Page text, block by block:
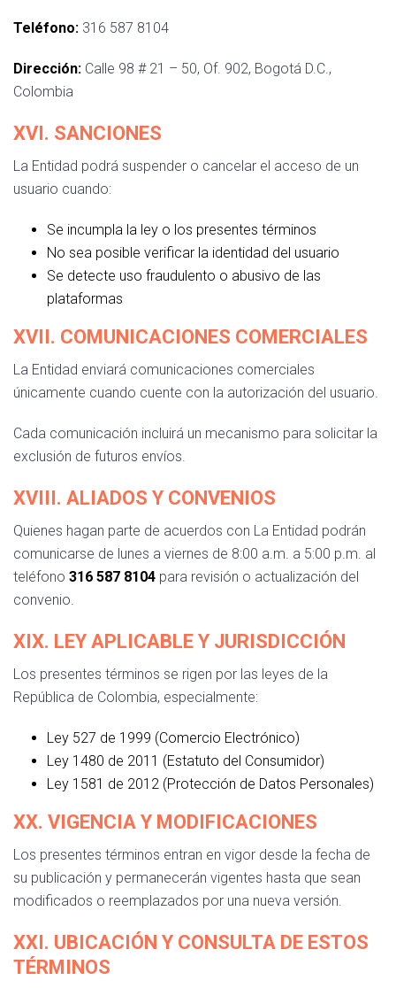
Teléfono: 316 587 8104
Dirección: Calle 98 # 21 – 50, Of. 902, Bogotá D.C.,
Colombia
XVI. SANCIONES
La Entidad podrá suspender o cancelar el acceso de un
usuario cuando:
Se incumpla la ley o los presentes términos
No sea posible verificar la identidad del usuario
Se detecte uso fraudulento o abusivo de las
plataformas
XVII. COMUNICACIONES COMERCIALES
La Entidad enviará comunicaciones comerciales
únicamente cuando cuente con la autorización del usuario.
Cada comunicación incluirá un mecanismo para solicitar la
exclusión de futuros envíos.
XVIII. ALIADOS Y CONVENIOS
Quienes hagan parte de acuerdos con La Entidad podrán
comunicarse de lunes a viernes de 8:00 a.m. a 5:00 p.m. al
teléfono 316 587 8104 para revisión o actualización del
convenio.
XIX. LEY APLICABLE Y JURISDICCIÓN
Los presentes términos se rigen por las leyes de la
República de Colombia, especialmente:
Ley 527 de 1999 (Comercio Electrónico)
Ley 1480 de 2011 (Estatuto del Consumidor)
Ley 1581 de 2012 (Protección de Datos Personales)
XX. VIGENCIA Y MODIFICACIONES
Los presentes términos entran en vigor desde la fecha de
su publicación y permanecerán vigentes hasta que sean
modificados o reemplazados por una nueva versión.
XXI. UBICACIÓN Y CONSULTA DE ESTOS
TÉRMINOS